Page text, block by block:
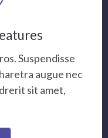
Suspendisse
augue nec
sit amet,